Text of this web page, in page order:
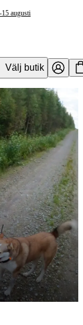
augusti
Välj butik